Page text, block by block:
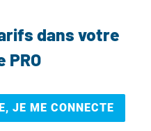
dans votre
PRO
JE ME CONNECTE